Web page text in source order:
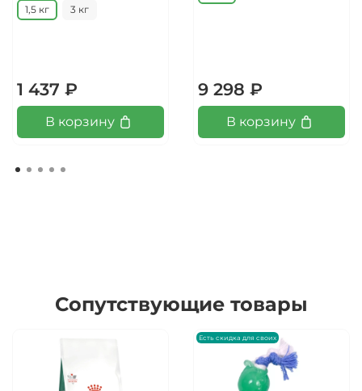
1,5 кг 3 кг
1 437 ₽
В корзину
9 298 ₽
В корзину
Сопутствующие товары
Есть скидка для своих